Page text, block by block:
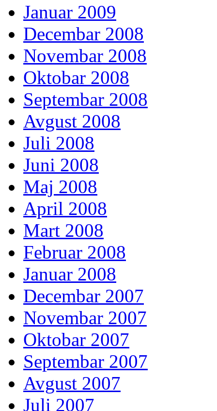
Januar 2009
Decembar 2008
Novembar 2008
Oktobar 2008
Septembar 2008
Avgust 2008
Juli 2008
Juni 2008
Maj 2008
April 2008
Mart 2008
Februar 2008
Januar 2008
Decembar 2007
Novembar 2007
Oktobar 2007
Septembar 2007
Avgust 2007
Juli 2007